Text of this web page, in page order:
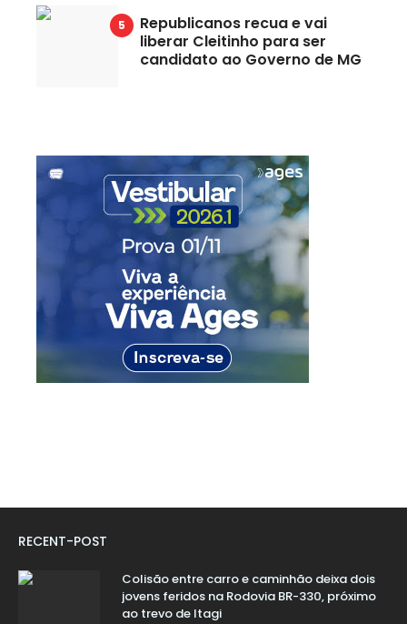
Republicanos recua e vai
liberar Cleitinho para ser
candidato ao Governo de MG
RECENT-POST
Colisão entre carro e caminhão deixa dois
jovens feridos na Rodovia BR-330, próximo
ao trevo de Itagi